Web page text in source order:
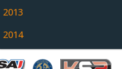
2013
2014